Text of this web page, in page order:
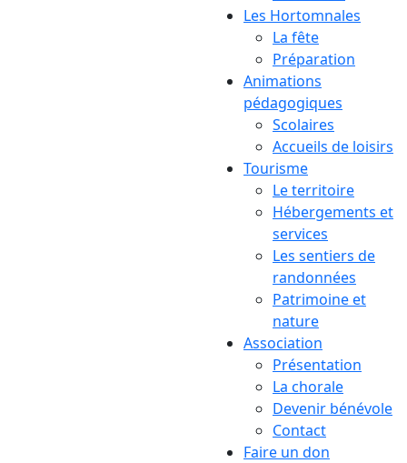
Les Hortomnales
La fête
Préparation
Animations
pédagogiques
Scolaires
Accueils de loisirs
Tourisme
Le territoire
Hébergements et
services
Les sentiers de
randonnées
Patrimoine et
nature
Association
Présentation
La chorale
Devenir bénévole
Contact
Faire un don